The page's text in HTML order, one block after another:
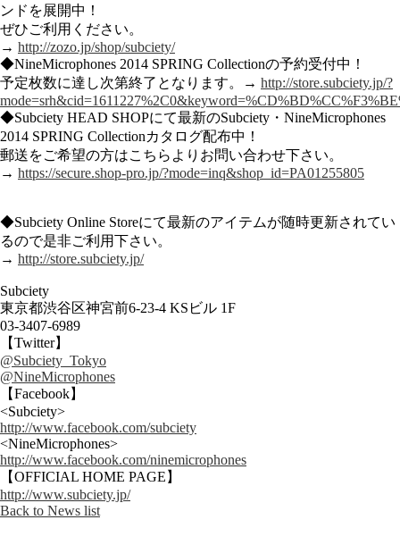
ンドを展開中！
ぜひご利用ください。
→ http://zozo.jp/shop/subciety/
◆NineMicrophones 2014 SPRING Collectionの予約受付中！
予定枚数に達し次第終了となります。→ http://store.subciety.jp/?
◆Subciety HEAD SHOPにて最新のSubciety・NineMicrophones
2014 SPRING Collectionカタログ配布中！
郵送をご希望の方はこちらよりお問い合わせ下さい。
→ https://secure.shop-pro.jp/?mode=inq&shop_id=PA01255805
◆Subciety Online Storeにて最新のアイテムが随時更新されてい
るので是非ご利用下さい。
→ http://store.subciety.jp/
Subciety
東京都渋谷区神宮前6-23-4 KSビル 1F
03-3407-6989
【Twitter】
@Subciety_Tokyo
@NineMicrophones
【Facebook】
<Subciety>
http://www.facebook.com/subciety
<NineMicrophones>
http://www.facebook.com/ninemicrophones
【OFFICIAL HOME PAGE】
http://www.subciety.jp/
Back to News list